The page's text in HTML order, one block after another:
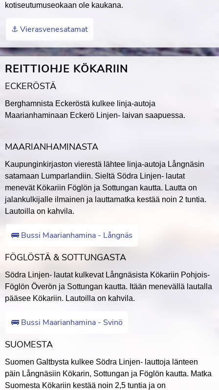
kotiseutumuseokaan ole kaukana.
⚓️ Vierasvenesatamat
REITTIOHJE KÖKARIIN
ECKERÖSTÄ
Berghamnista Eckeröstä kulkee linja-autoja
Maarianhaminaan Eckerö Linjen- laivan saapuessa.
MAARIANHAMINASTA
Kaupunginkirjaston vierestä lähtee linja-autoja Långnäsin
satamaan Lumparlandiin. Sieltä Södra Linjen- lautat
menevät Kökariin Föglön ja Sottungan kautta. Lautta on
jalankulkijalle ilmainen ja lauttamatka kestää noin 2 tuntia.
Lautoilla on kahvila.
🚌 Bussi Maarianhamina - Långnäs
FÖGLÖSTÄ & SOTTUNGASTA
Södra Linjen- lautat kulkevat Långnäsista Kökariin Pohjois-
Föglön Överön ja Sottungan kautta. Itään menevällä lautalla
pääsee Kökariin. Lautoilla on kahvila.
🚌 Bussi Maarianhamina - Svinö
SUOMESTA
Suomen Galtbysta kulkee Södra Linjen- lauttoja länteen
päin Långnäsiin Kökarin, Sottungan ja Föglön kautta. Matka
Suomesta Kökariin kestää noin 2,5 tuntia ja on